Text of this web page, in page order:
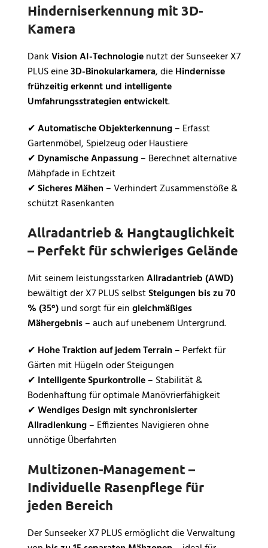
Hinderniserkennung mit 3D-
Kamera
DankVision AI-Technologienutzt der Sunseeker X7
PLUS eine3D-Binokularkamera, dieHindernisse
frühzeitig erkennt und intelligente
Umfahrungsstrategien entwickelt.
✔Automatische Objekterkennung– Erfasst
Gartenmöbel, Spielzeug oder Haustiere
✔ Dynamische Anpassung– Berechnet alternative
Mähpfade in Echtzeit
✔Sicheres Mähen – Verhindert Zusammenstöße &
schützt Rasenkanten
Allradantrieb & Hangtauglichkeit
– Perfekt für schwieriges Gelände
Mit seinem leistungsstarkenAllradantrieb (AWD)
bewältigt der X7 PLUS selbstSteigungen bis zu 70
% (35°)und sorgt für eingleichmäßiges
Mähergebnis– auch auf unebenem Untergrund.
✔ Hohe Traktion auf jedem Terrain – Perfekt für
Gärten mit Hügeln oder Steigungen
✔ Intelligente Spurkontrolle– Stabilität &
Bodenhaftung für optimale Manövrierfähigkeit
✔Wendiges Design mit synchronisierter
Allradlenkung– Effizientes Navigieren ohne
unnötige Überfahrten
Multizonen-Management –
Individuelle Rasenpflege für
jeden Bereich
Der Sunseeker X7 PLUS ermöglicht die Verwaltung